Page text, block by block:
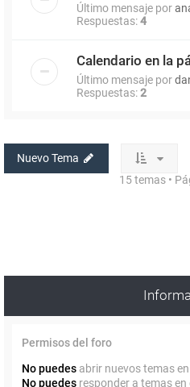
Último mensaje por
Respuestas:4
Calendario en la
Último mensaje por
Respuestas:2
Nuevo Tema
15 temas •
Permisos del foro
No puedes abrir nuevos temas
No puedes responder a temas en